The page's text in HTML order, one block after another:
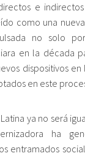
e
como una
no solo
en la década
dispositivos
en este
ya no será
ha
entramados